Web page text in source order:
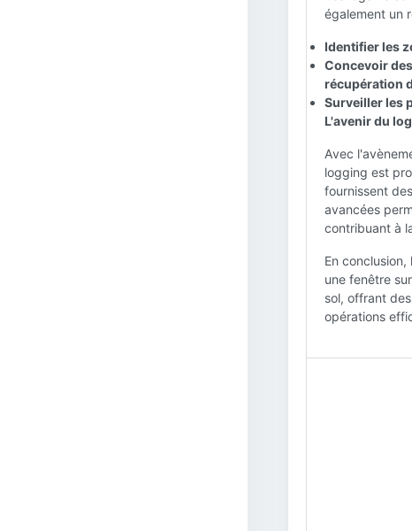
également un
Identifier les
Concevoir
récupération
Surveiller les
L'avenir du
Avec
logging est
fournissent
avancées
contribuant à
En
une fenêtre
sol, offrant
opérations